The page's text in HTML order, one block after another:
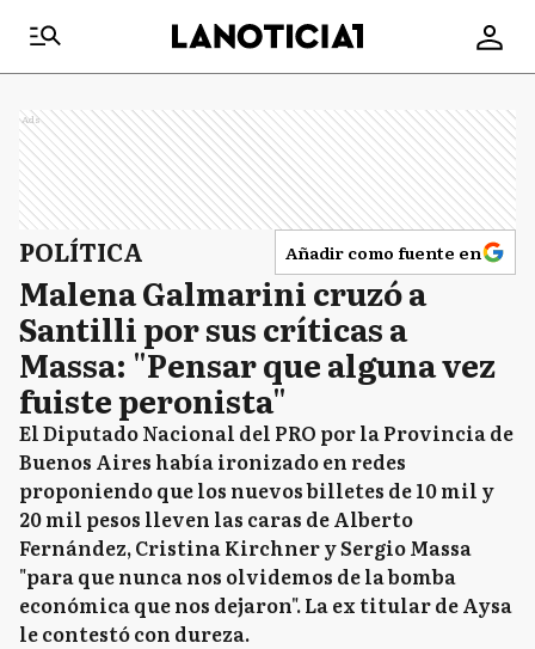
Ads
POLÍTICA Añadir como fuente en
Malena Galmarini cruzó a
Santilli por sus críticas a
Massa: "Pensar que alguna vez
fuiste peronista"
El Diputado Nacional del PRO por la Provincia de
Buenos Aires había ironizado en redes
proponiendo que los nuevos billetes de 10 mil y
20 mil pesos lleven las caras de Alberto
Fernández, Cristina Kirchner y Sergio Massa
"para que nunca nos olvidemos de la bomba
económica que nos dejaron". La ex titular de Aysa
le contestó con dureza.